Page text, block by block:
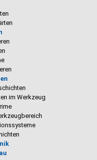
im Werkzeug